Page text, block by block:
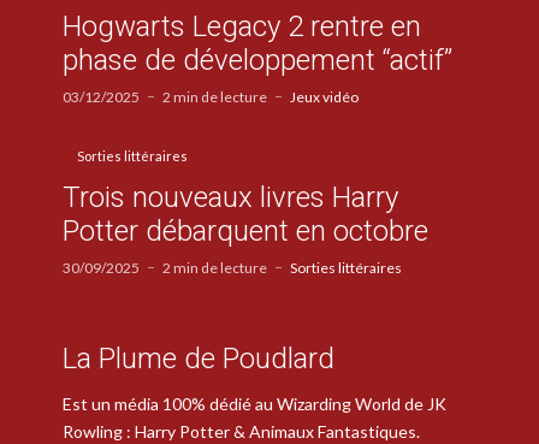
Hogwarts Legacy 2 rentre en
phase de développement “actif”
03/12/2025 2 min de lecture Jeux vidéo
Sorties littéraires
Trois nouveaux livres Harry
Potter débarquent en octobre
30/09/2025 2 min de lecture Sorties littéraires
La Plume de Poudlard
Est un média 100% dédié au Wizarding World de JK
Rowling : Harry Potter & Animaux Fantastiques.